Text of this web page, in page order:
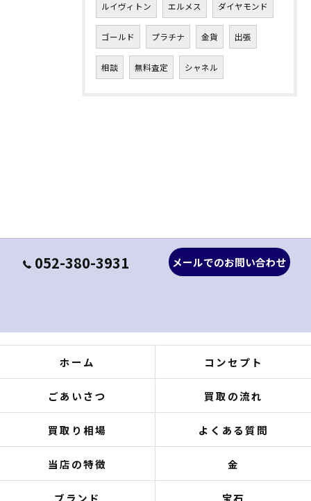
ルイヴィトン エルメス ダイヤモンド
ゴールド プラチナ 金貨 出張
相談 無料査定 シャネル
052-380-3931 メールでのお問い合わせ
ホーム コンセプト
ごあいさつ 買取の流れ
買取り相場 よくある質問
当店の特徴 金
ブランド 宝石